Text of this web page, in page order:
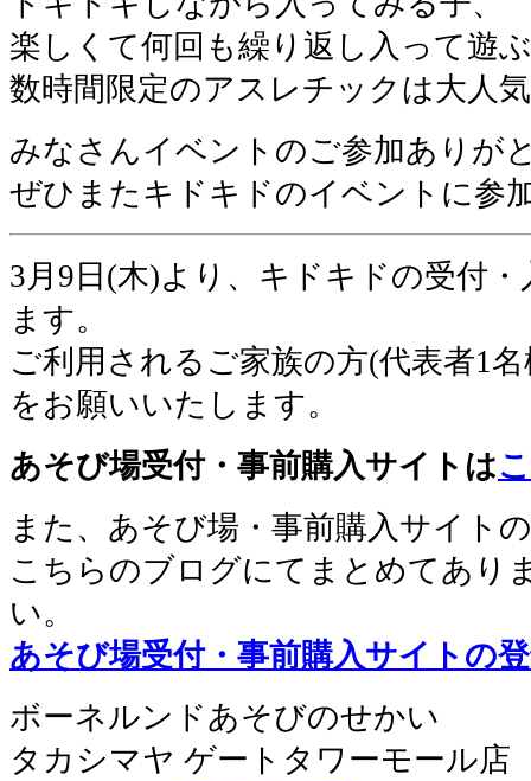
楽しくて何回も繰り返し入って遊
数時間限定のアスレチックは大人
みなさんイベントのご参加ありが
ぜひまたキドキドのイベントに参
3月9日(木)より、キドキドの受付
ます。
ご利用されるご家族の方(代表者1
をお願いいたします。
あそび場受付・事前購入サイトは
また、あそび場・事前購入サイト
こちらのブログにてまとめてあり
い。
あそび場受付・事前購入サイトの
ボーネルンドあそびのせかい
タカシマヤ ゲートタワーモール店